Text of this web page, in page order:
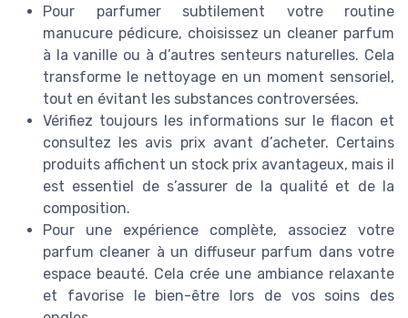
Pour parfumer subtilement votre routine
manucure pédicure, choisissez un cleaner parfum
à la vanille ou à d’autres senteurs naturelles. Cela
transforme le nettoyage en un moment sensoriel,
tout en évitant les substances controversées.
Vérifiez toujours les informations sur le flacon et
consultez les avis prix avant d’acheter. Certains
produits affichent un stock prix avantageux, mais il
est essentiel de s’assurer de la qualité et de la
composition.
Pour une expérience complète, associez votre
parfum cleaner à un diffuseur parfum dans votre
espace beauté. Cela crée une ambiance relaxante
et favorise le bien-être lors de vos soins des